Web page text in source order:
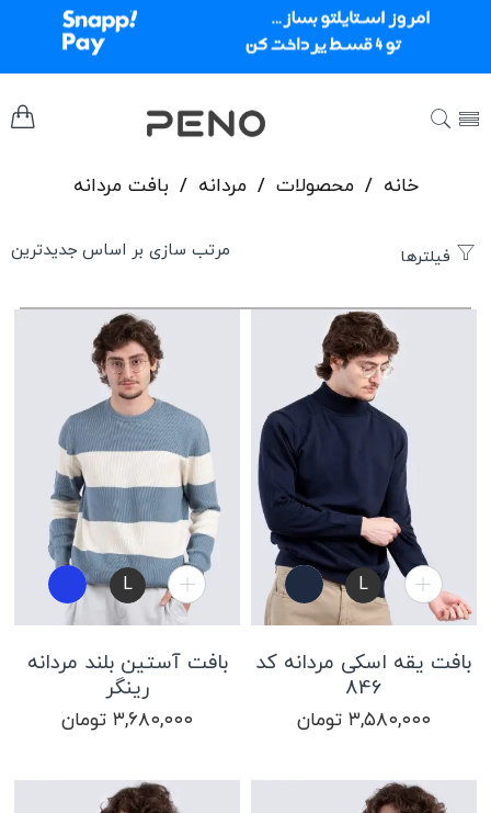
خانه / محصولات / مردانه / بافت مردانه
فیلترها
L
بافت یقه اسکی مردانه کد
846
۳,۵۸۰,۰۰۰ تومان
L
بافت آستین بلند مردانه
رینگر
۳,۶۸۰,۰۰۰ تومان